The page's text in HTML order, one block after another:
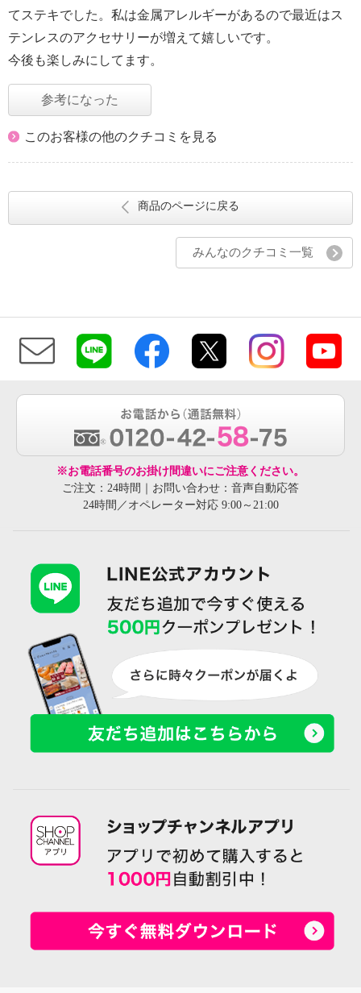
てステキでした。私は金属アレルギーがあるので最近はス
テンレスのアクセサリーが増えて嬉しいです。
今後も楽しみにしてます。
参考になった
このお客様の他のクチコミを見る
商品のページに戻る
みんなのクチコミ一覧
※お電話番号のお掛け間違いにご注意ください。
ご注文：24時間｜お問い合わせ：音声自動応答
24時間／オペレーター対応 9:00～21:00